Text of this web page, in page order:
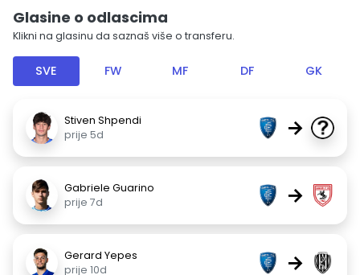
Glasine o odlascima
Klikni na glasinu da saznaš više o transferu.
SVE FW MF DF GK
Stiven Shpendi
prije 5d
→
Gabriele Guarino
prije 7d
→
Gerard Yepes
prije 10d
→